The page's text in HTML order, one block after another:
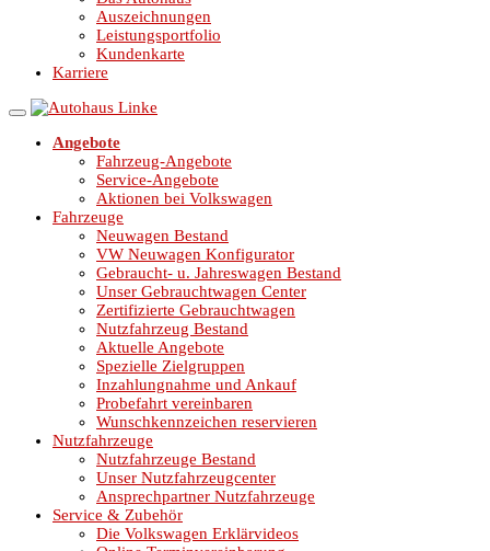
Auszeichnungen
Leistungsportfolio
Kundenkarte
Karriere
Angebote
Fahrzeug-Angebote
Service-Angebote
Aktionen bei Volkswagen
Fahrzeuge
Neuwagen Bestand
VW Neuwagen Konfigurator
Gebraucht- u. Jahreswagen Bestand
Unser Gebrauchtwagen Center
Zertifizierte Gebrauchtwagen
Nutzfahrzeug Bestand
Aktuelle Angebote
Spezielle Zielgruppen
Inzahlungnahme und Ankauf
Probefahrt vereinbaren
Wunschkennzeichen reservieren
Nutzfahrzeuge
Nutzfahrzeuge Bestand
Unser Nutzfahrzeugcenter
Ansprechpartner Nutzfahrzeuge
Service & Zubehör
Die Volkswagen Erklärvideos